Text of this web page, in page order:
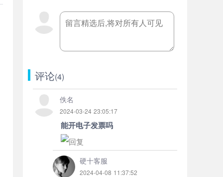
评论(4)
佚名
2024-03-24 23:05:17
能开电子发票吗
回复
硬十客服
2024-04-08 11:37:52